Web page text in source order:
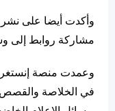
وأكدت أيضا على نشر
مشاركة روابط إلى
وعمدت منصة
في الخلاصة والقصص.